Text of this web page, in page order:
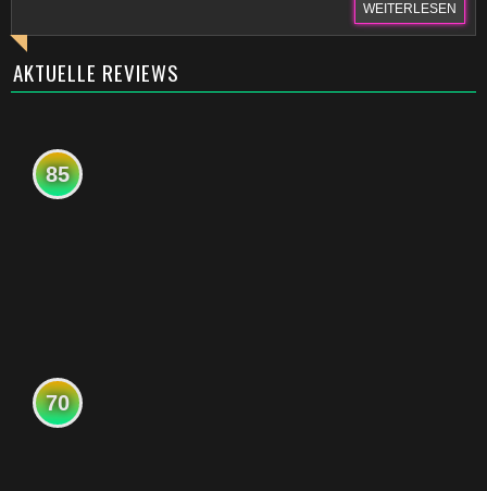
WEITERLESEN
AKTUELLE REVIEWS
85
70